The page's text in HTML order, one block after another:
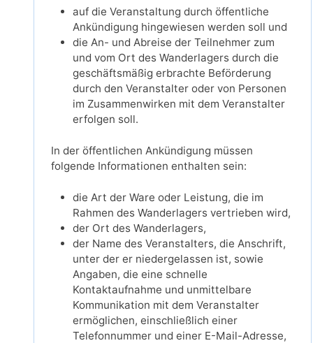
auf die Veranstaltung durch öffentliche
Ankündigung hingewiesen werden soll und
die An- und Abreise der Teilnehmer zum
und vom Ort des Wanderlagers durch die
geschäftsmäßig erbrachte Beförderung
durch den Veranstalter oder von Personen
im Zusammenwirken mit dem Veranstalter
erfolgen soll.
In der öffentlichen Ankündigung müssen
folgende Informationen enthalten sein:
die Art der Ware oder Leistung, die im
Rahmen des Wanderlagers vertrieben wird,
der Ort des Wanderlagers,
der Name des Veranstalters, die Anschrift,
unter der er niedergelassen ist, sowie
Angaben, die eine schnelle
Kontaktaufnahme und unmittelbare
Kommunikation mit dem Veranstalter
ermöglichen, einschließlich einer
Telefonnummer und einer E-Mail-Adresse,